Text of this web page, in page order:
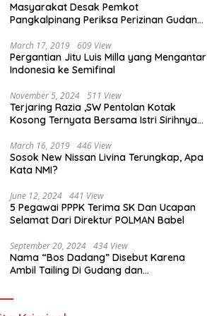
Masyarakat Desak Pemkot
Pangkalpinang Periksa Perizinan Gudang
March 17, 2019 609 View
Pergantian Jitu Luis Milla yang Mengantar
Indonesia ke Semifinal
November 5, 2024 511 View
Terjaring Razia ,SW Pentolan Kotak
Kosong Ternyata Bersama Istri Sirihnya
March 16, 2019 446 View
Sosok New Nissan Livina Terungkap, Apa
Kata NMI?
June 12, 2024 441 View
5 Pegawai PPPK Terima SK Dan Ucapan
Selamat Dari Direktur POLMAN Babel
September 20, 2024 434 View
Nama “Bos Dadang” Disebut Karena
Ambil Tailing Di Gudang dan
Sungailiat